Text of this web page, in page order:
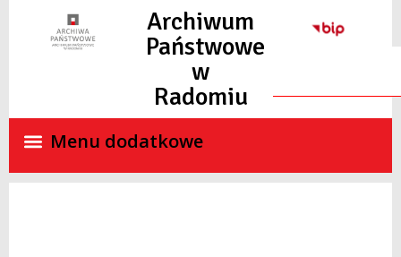
Archiwum
Państwowe
w
Radomiu